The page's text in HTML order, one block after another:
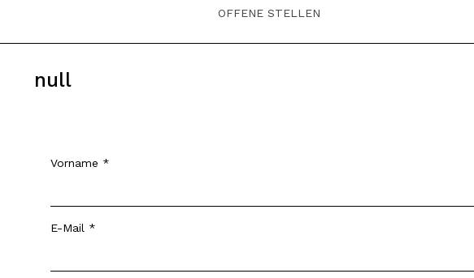
OFFENE STELLEN
null
Vorname
E-Mail